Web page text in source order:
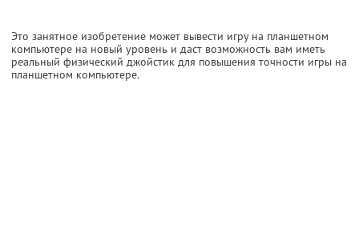
Это занятное изобретение может вывести игру на планшетном
компьютере на новый уровень и даст возможность вам иметь
реальный физический джойстик для повышения точности игры на
планшетном компьютере.